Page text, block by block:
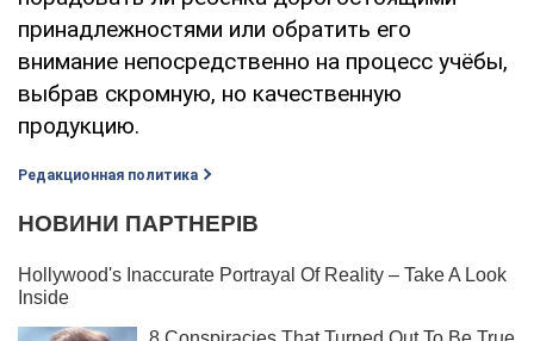
принадлежностями или обратить его
внимание непосредственно на процесс учёбы,
выбрав скромную, но качественную
продукцию.
Редакционная политика